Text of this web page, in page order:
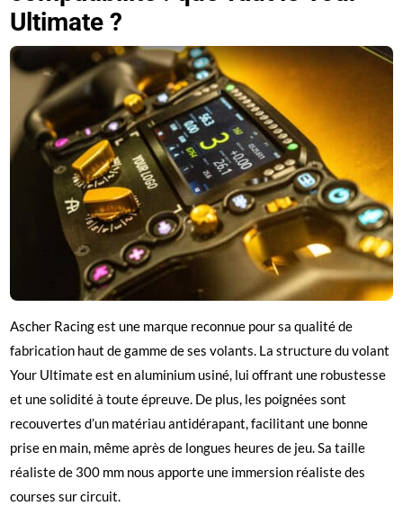
Ultimate ?
Ascher Racing est une marque reconnue pour sa qualité de
fabrication haut de gamme de ses volants. La structure du volant
Your Ultimate est en aluminium usiné, lui offrant une robustesse
et une solidité à toute épreuve. De plus, les poignées sont
recouvertes d’un matériau antidérapant, facilitant une bonne
prise en main, même après de longues heures de jeu. Sa taille
réaliste de 300 mm nous apporte une immersion réaliste des
courses sur circuit.